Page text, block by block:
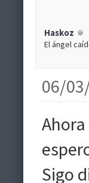
Haskoz
El ángel
06/
Sigo